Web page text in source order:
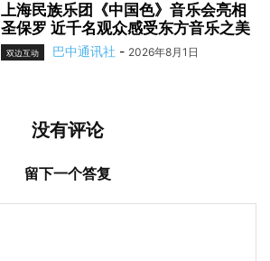
上海民族乐团《中国色》音乐会亮相
圣保罗 近千名观众感受东方音乐之美
双边互动 巴中通讯社 - 2026年8月1日
没有评论
留下一个答复